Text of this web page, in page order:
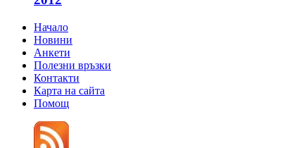
Начало
Новини
Анкети
Полезни връзки
Контакти
Карта на сайта
Помощ